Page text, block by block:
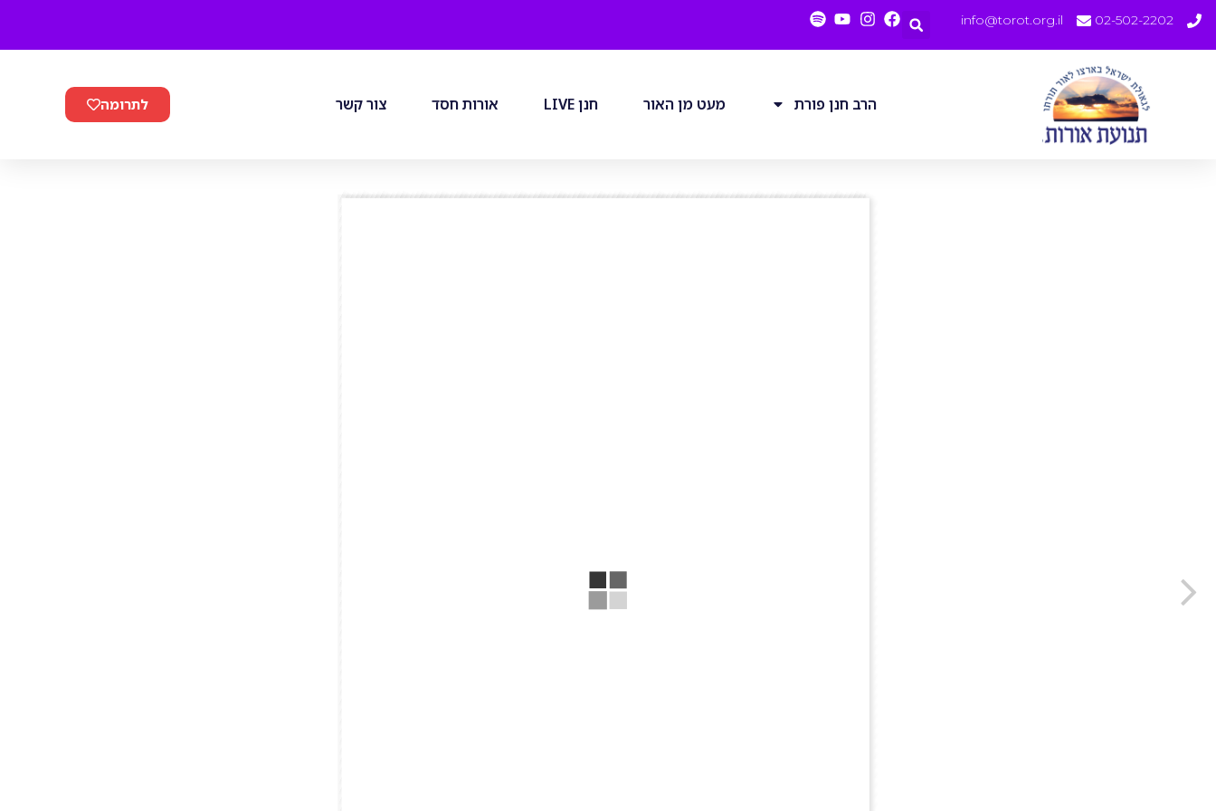
02-502-2202
info@torot.org.il
הרב חנן פורת מעט מן האור חנן LIVE אורות חסד צור קשר לתרומה